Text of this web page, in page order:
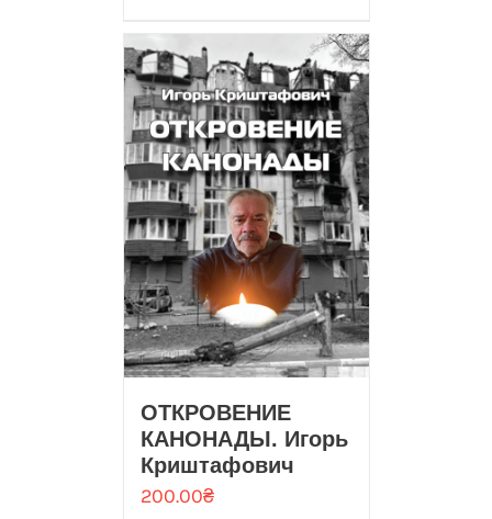
ОТКРОВЕНИЕ
КАНОНАДЫ. Игорь
Криштафович
200.00₴